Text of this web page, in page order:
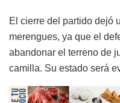
El cierre del partido dejó
merengues, ya que el
abandonar el terreno de
camilla. Su estado será